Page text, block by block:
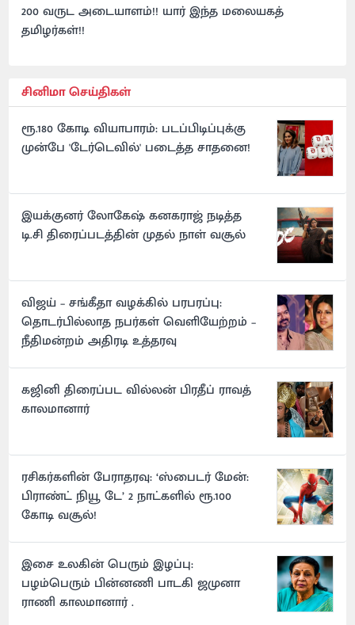
200 வருட அடையாளம்!! யார் இந்த மலையகத்
தமிழர்கள்!!
சினிமா செய்திகள்
ரூ.180 கோடி வியாபாரம்: படப்பிடிப்புக்கு
முன்பே 'டேர்டெவில்' படைத்த சாதனை!
இயக்குனர் லோகேஷ் கனகராஜ் நடித்த
டி.சி திரைப்படத்தின் முதல் நாள் வசூல்
விஜய் – சங்கீதா வழக்கில் பரபரப்பு:
தொடர்பில்லாத நபர்கள் வெளியேற்றம் –
நீதிமன்றம் அதிரடி உத்தரவு
கஜினி திரைப்பட வில்லன் பிரதீப் ராவத்
காலமானார்
ரசிகர்களின் பேராதரவு: ‘ஸ்பைடர் மேன்:
பிராண்ட் நியூ டே’ 2 நாட்களில் ரூ.100
கோடி வசூல்!
இசை உலகின் பெரும் இழப்பு:
பழம்பெரும் பின்னணி பாடகி ஜமுனா
ராணி காலமானார் .